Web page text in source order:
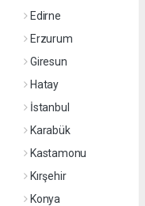
Edirne
Erzurum
Giresun
Hatay
İstanbul
Karabük
Kastamonu
Kırşehir
Konya